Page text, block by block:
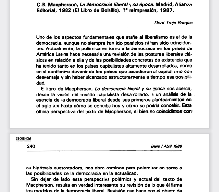
Uno de  los aspectos  fundamentales  que atai\e  al liberalis·mo es el de la
democracia,  aunque no siempre  han ido  paralelos  ni han sido  coinciden­
tes.  Actualmente,  la pol6mica  en torno a la democracia  en los pafses de
America  Latina hace necesaria  una revisi6n  de las posturas  liberates cl~­
sicas en relaci6n a ella y de las posibilidades  concretas  de existencia  que
ha tenido tanto en las parses capitalistas  altamente  desarrollados,  como
en el conflictive devenir  de los parses que accedieron  al capitalismo  con
desventaja y sin haber alcanzado  estructuralmente  a tiempo  esa posibili­
dad.
El libro  de  Macpherson, La democracia liberal y su  epoca nos acerca,
desde  la visi6n  del  mundo  capitalista  desarrollado,
a un an~lisis. de
la
esencia  de  la democracia  liberal desde  sus primeros  planteamientos  en
el siglo xix hasta c6mo  se concibe  hoy v c6mo  se podrfa concebir ~ Esta
ultima  perspectiva  del texto de Macpherson,  si bien no. coincidimos con;:·
Deni Trejo Barajas
c. B. Macpherson, La democracia  liberal v SU epoca, Madrid, Alianza
Editorial,  1982 (El libro de Bolsillo).  1• reimpresi6n,  1987.
su hip6tesis  sustentadora,  nos  abre caminos  para polemizar  en tomo a
las posibilidades  de la democracia  en la actualidad.
Sin  dejar  de  lado  esta  perspectiva  pol6mica  y  actual  del texto de
Macpherson,  resulta en verdad  interesante  su revisi6n  de lo que 61 llama
los modelos  de la democracia  liberal.  Revisi6n que hace con el objeto  de
Enero I Abril 1989
240